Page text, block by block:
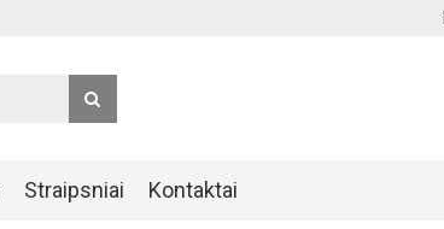
Straipsniai Kontaktai